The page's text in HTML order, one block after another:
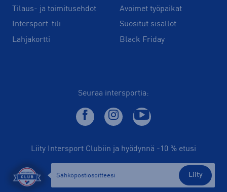
Tilaus- ja toimitusehdot
Intersport-tili
Lahjakortti
Avoimet työpaikat
Suositut sisällöt
Black Friday
Seuraa intersportia:
Liity Intersport Clubiin ja hyödynnä -10 % etusi
Liity